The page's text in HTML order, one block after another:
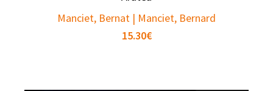
Manciet, Bernat | Manciet, Bernard
15.30€